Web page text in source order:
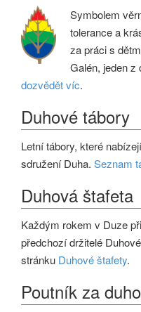
Symbolem
tolerance a
za práci s
Galén, jeden z
dozvědět víc.
Duhové tábory
Letní tábory, které
sdružení Duha. Seznam
Duhová štafeta
Každým rokem v Duze
předchozí držitelé
stránku Duhové štafety.
Poutník za